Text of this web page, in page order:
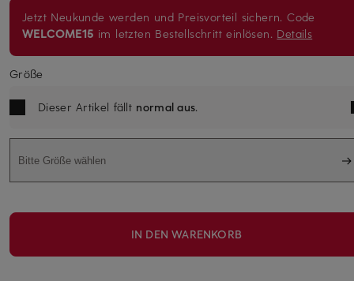
Jetzt Neukunde werden und Preisvorteil sichern. Code
WELCOME15 im letzten Bestellschritt einlösen. Details
Größe
Dieser Artikel fällt normal aus.
Bitte Größe wählen
IN DEN WARENKORB